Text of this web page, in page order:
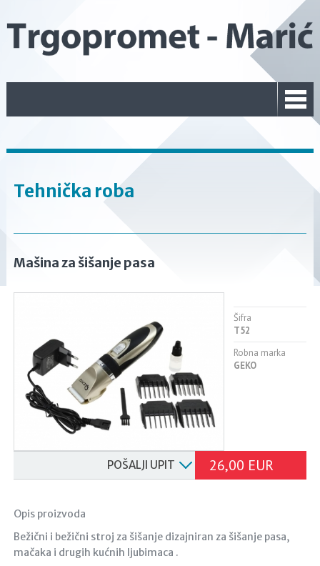
Tehnička roba
Mašina za šišanje pasa
Šifra
T52
Robna marka
GEKO
POŠALJI UPIT 26,00 EUR
Opis proizvoda
Bežični i bežični stroj za šišanje dizajniran za šišanje pasa,
mačaka i drugih kućnih ljubimaca .